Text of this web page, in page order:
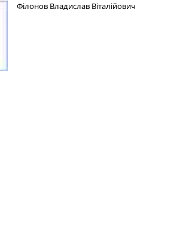
Філонов Владислав Віталійович